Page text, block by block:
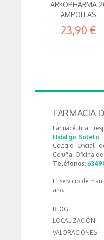
ARKOPHARMA
AMPOLLAS
23,90 €
FARMACIA
Farmacéutica
Hidalgo Sotelo,
Colegio Oficial
Coruña. Oficina
Teléfonos:
El servicio de
año.
BLOG
LOCALIZACIÓN
VALORACIONES